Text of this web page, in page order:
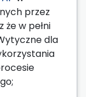
przez
że w pełni
dla